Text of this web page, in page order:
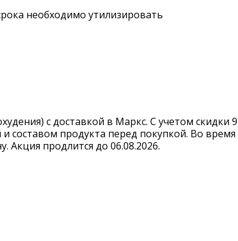
необходимо утилизировать
с доставкой в Маркс. С учетом скидки
составом продукта перед покупкой. Во
Акция продлится до 06.08.2026.